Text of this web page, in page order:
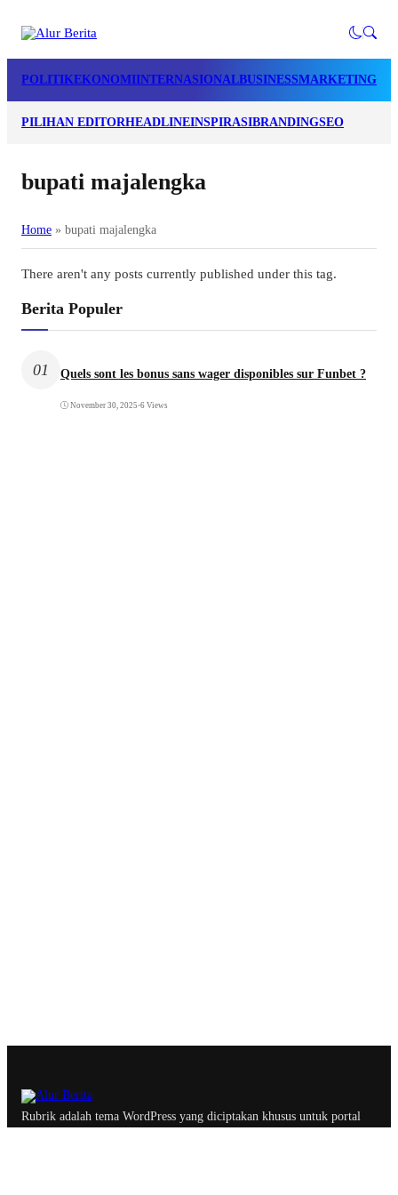
POLITIKEKONOMIINTERNASIONALBUSINESSMARKETING
PILIHAN EDITORHEADLINEINSPIRASIBRANDINGSEO
bupati majalengka
Home » bupati majalengka
There aren't any posts currently published under this tag.
Berita Populer
01 Quels sont les bonus sans wager disponibles sur Funbet ?
November 30, 2025 •6 Views
Rubrik adalah tema WordPress yang diciptakan khusus untuk portal